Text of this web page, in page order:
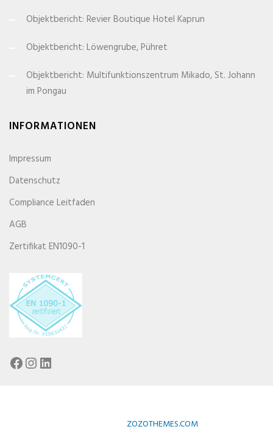
Objektbericht: Revier Boutique Hotel Kaprun
Objektbericht: Löwengrube, Pühret
Objektbericht: Multifunktionszentrum Mikado, St. Johann
im Pongau
INFORMATIONEN
Impressum
Datenschutz
Compliance Leitfaden
AGB
Zertifikat EN1090-1
Facebook
Instagram
LinkedIn
ZOZOTHEMES.COM